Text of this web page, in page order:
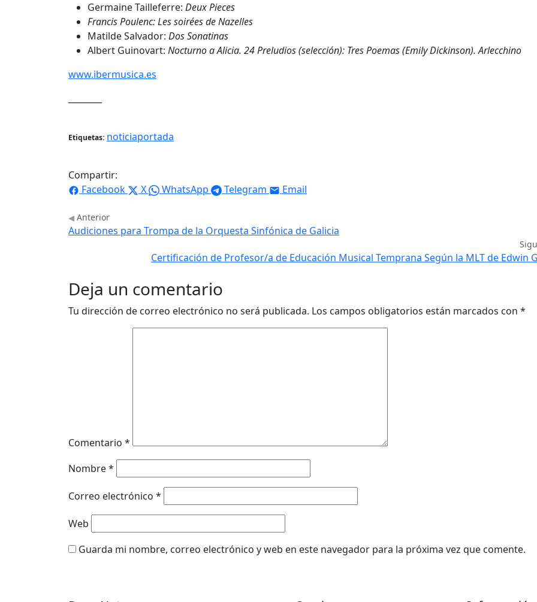
Germaine Tailleferre: Deux Pieces
Francis Poulenc:Les soirées de Nazelles
Matilde Salvador: Dos Sonatinas
Albert Guinovart: Nocturno a Alicia. 24 Preludios (selección): Tres Poemas (Emily Dickinson).Arlecchino
www.ibermusica.es
Etiquetas: noticiaportada
Compartir:
Facebook
X WhatsApp Telegram Email
Anterior
Audiciones para Trompa de la Orquesta Sinfónica de Galicia
Certificación de Profesor/a de Educación Musical Temprana Según la MLT de Edwin
Deja un comentario
Tu dirección de correo electrónico no será publicada. Los campos obligatorios están marcados con *
Comentario *
Nombre*
Correo electrónico *
Web
Guarda mi nombre, correo electrónico y web en este navegador para la próxima vez que comente.